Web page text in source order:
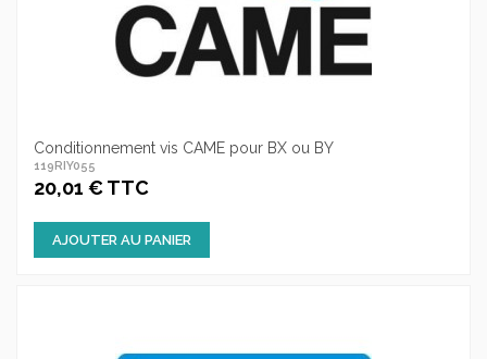
Conditionnement vis CAME pour BX ou BY
119RIY055
20,01 € TTC
AJOUTER AU PANIER